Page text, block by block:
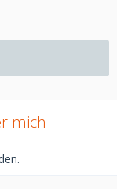
mich